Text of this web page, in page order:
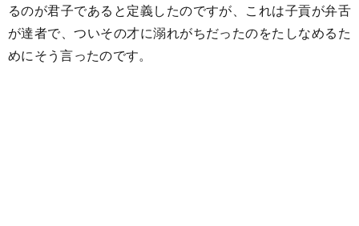
るのが君子であると定義したのですが、これは子貢が弁舌
が達者で、ついその才に溺れがちだったのをたしなめるた
めにそう言ったのです。